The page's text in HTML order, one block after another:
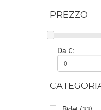
PREZZO
Da €: